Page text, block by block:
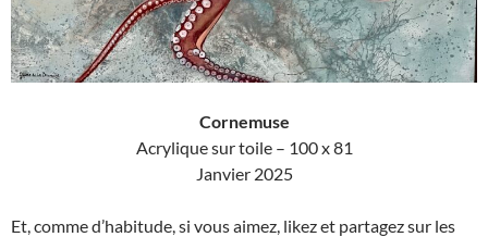
Cornemuse
Acrylique sur toile – 100 x 81
Janvier 2025
Et, comme d’habitude, si vous aimez, likez et partagez sur les